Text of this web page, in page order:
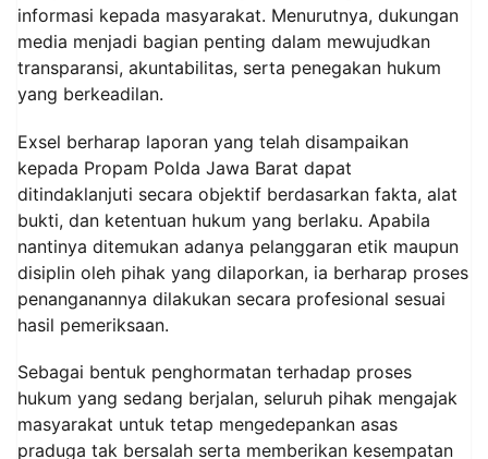
informasi kepada masyarakat. Menurutnya, dukungan
media menjadi bagian penting dalam mewujudkan
transparansi, akuntabilitas, serta penegakan hukum
yang berkeadilan.
Exsel berharap laporan yang telah disampaikan
kepada Propam Polda Jawa Barat dapat
ditindaklanjuti secara objektif berdasarkan fakta, alat
bukti, dan ketentuan hukum yang berlaku. Apabila
nantinya ditemukan adanya pelanggaran etik maupun
disiplin oleh pihak yang dilaporkan, ia berharap proses
penanganannya dilakukan secara profesional sesuai
hasil pemeriksaan.
Sebagai bentuk penghormatan terhadap proses
hukum yang sedang berjalan, seluruh pihak mengajak
masyarakat untuk tetap mengedepankan asas
praduga tak bersalah serta memberikan kesempatan